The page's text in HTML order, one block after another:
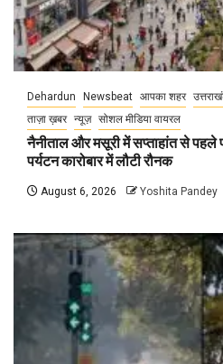
Dehardun Newsbeat आपका शहर
ताज़ा ख़बर न्यूज़ सोशल मीडिया वायरल
नैनीताल और मसूरी में सप्ताहांत से पहले
पर्यटन कारोबार में लौटी रौनक
August 6, 2026 Yoshita Pandey